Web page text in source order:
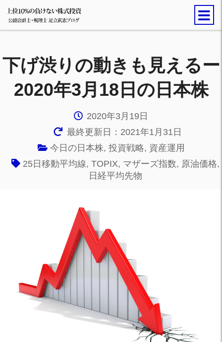
下げ渋りの動きも見えるー
2020年3月18日の日本株
2020年3月19日
最終更新日：2021年1月31日
今日の日本株, 投資戦略, 資産運用
25日移動平均線, TOPIX, マザーズ指数, 原油価格,
日経平均先物